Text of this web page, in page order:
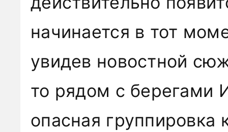
начинается в тот
увидев новостной
то рядом с берегами
опасная группировка